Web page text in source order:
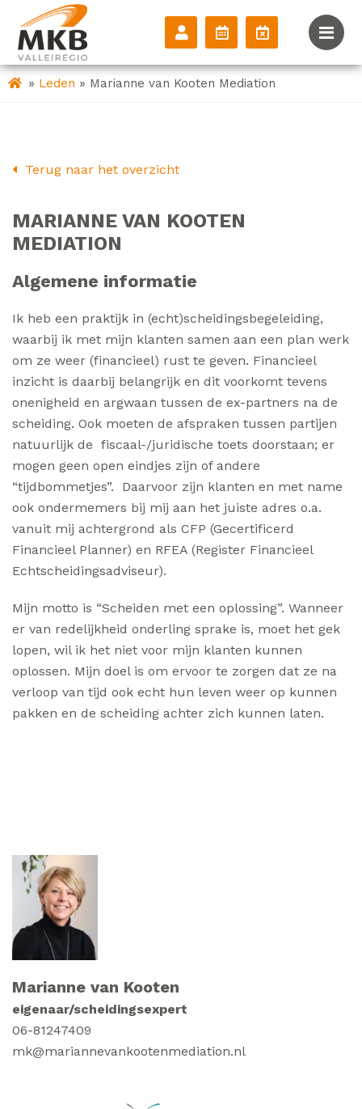
» Leden » Marianne van Kooten Mediation
Terug naar het overzicht
MARIANNE VAN KOOTEN
MEDIATION
Algemene informatie
Ik heb een praktijk in (echt)scheidingsbegeleiding,
waarbij ik met mijn klanten samen aan een plan werk
om ze weer (financieel) rust te geven. Financieel
inzicht is daarbij belangrijk en dit voorkomt tevens
onenigheid en argwaan tussen de ex-partners na de
scheiding. Ook moeten de afspraken tussen partijen
natuurlijk de fiscaal-/juridische toets doorstaan; er
mogen geen open eindjes zijn of andere
“tijdbommetjes”. Daarvoor zijn klanten en met name
ook ondermemers bij mij aan het juiste adres o.a.
vanuit mij achtergrond als CFP (Gecertificerd
Financieel Planner) en RFEA (Register Financieel
Echtscheidingsadviseur).
Mijn motto is “Scheiden met een oplossing”. Wanneer
er van redelijkheid onderling sprake is, moet het gek
lopen, wil ik het niet voor mijn klanten kunnen
oplossen. Mijn doel is om ervoor te zorgen dat ze na
verloop van tijd ook echt hun leven weer op kunnen
pakken en de scheiding achter zich kunnen laten.
Marianne van Kooten
eigenaar/scheidingsexpert
06-81247409
mk@mariannevankootenmediation.nl